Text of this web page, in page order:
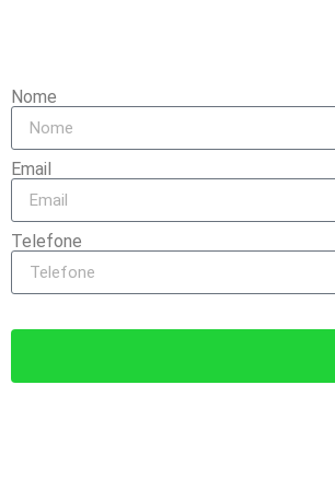
Nome
Email
Telefone